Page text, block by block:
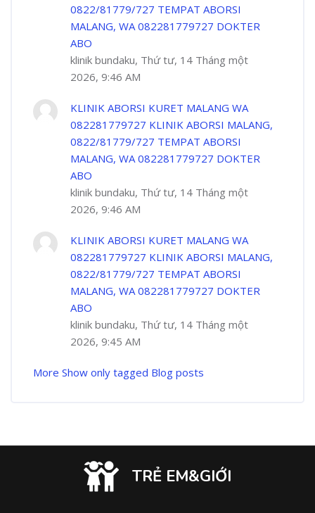
0822/81779/727 TEMPAT ABORSI
MALANG, WA 082281779727 DOKTER
ABO
klinik bundaku, Thứ tư, 14 Tháng một
2026, 9:46 AM
KLINIK ABORSI KURET MALANG WA
082281779727 KLINIK ABORSI MALANG,
0822/81779/727 TEMPAT ABORSI
MALANG, WA 082281779727 DOKTER
ABO
klinik bundaku, Thứ tư, 14 Tháng một
2026, 9:46 AM
KLINIK ABORSI KURET MALANG WA
082281779727 KLINIK ABORSI MALANG,
0822/81779/727 TEMPAT ABORSI
MALANG, WA 082281779727 DOKTER
ABO
klinik bundaku, Thứ tư, 14 Tháng một
2026, 9:45 AM
More Show only tagged Blog posts
TRẺ EM&GIỚI